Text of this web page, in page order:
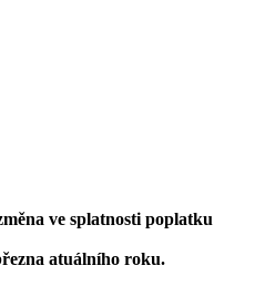
ve splatnosti poplatku
atuálního roku.